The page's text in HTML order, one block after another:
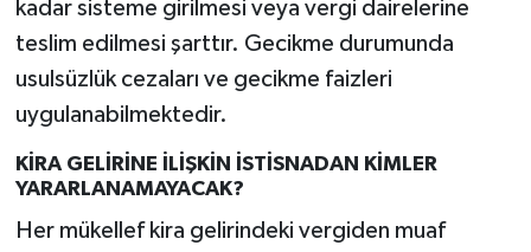
kadar sisteme girilmesi veya vergi dairelerine
teslim edilmesi şarttır. Gecikme durumunda
usulsüzlük cezaları ve gecikme faizleri
uygulanabilmektedir.
KİRA GELİRİNE İLİŞKİN İSTİSNADAN KİMLER
YARARLANAMAYACAK?
Her mükellef kira gelirindeki vergiden muaf